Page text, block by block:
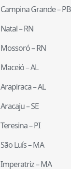
Campina Grande–PB
Natal–RN
Mossoró–RN
Maceió–AL
Arapiraca–AL
Aracaju–SE
Teresina–PI
São Luís–MA
Imperatriz–MA